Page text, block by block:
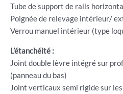
Tube de support de rails
Poignée de relevage intérieur/
Verrou manuel intérieur (type
L’étanchéité :
Joint double lèvre intégré sur
(panneau du bas)
Joint verticaux semi rigide sur